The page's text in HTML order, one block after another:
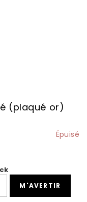
(plaqué or)
Épuisé
M'AVERTIR